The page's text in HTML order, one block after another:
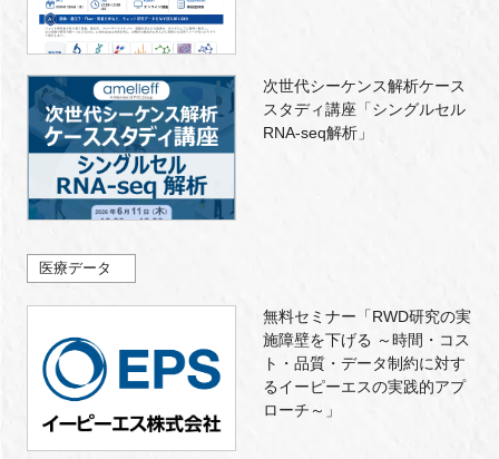
次世代シーケンス解析ケース
スタディ講座「シングルセル
RNA-seq解析」
医療データ
無料セミナー「RWD研究の実
施障壁を下げる ～時間・コス
ト・品質・データ制約に対す
るイーピーエスの実践的アプ
ローチ～」